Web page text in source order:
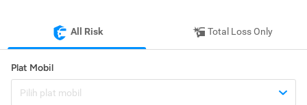
All Risk Total Loss Only
Plat Mobil
Pilih plat mobil